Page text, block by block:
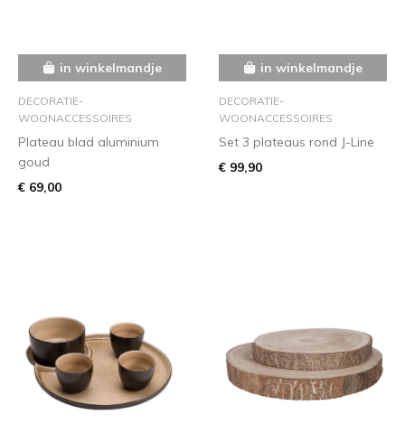
in winkelmandje
DECORATIE-
WOONACCESSOIRES
Plateau blad aluminium
goud
€ 69,00
in winkelmandje
DECORATIE-
WOONACCESSOIRES
Set 3 plateaus rond J-Line
€ 99,90